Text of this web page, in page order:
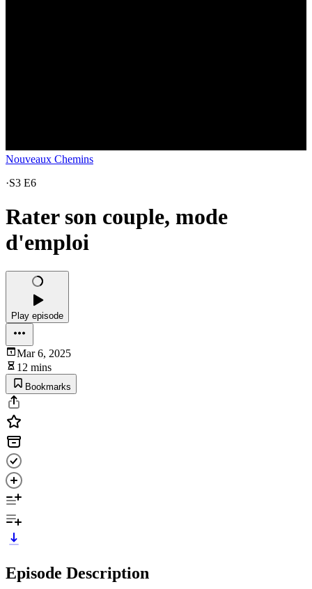
Nouveaux Chemins
·S3 E6
Rater son couple, mode
d'emploi
Play episode
Mar 6, 2025
12 mins
Bookmarks
Episode Description